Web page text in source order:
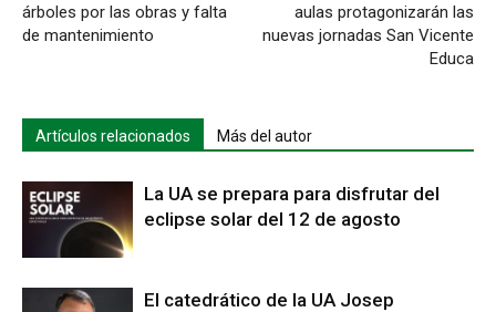
árboles por las obras y falta
de mantenimiento
aulas protagonizarán las
nuevas jornadas San Vicente
Educa
Artículos relacionados Más del autor
La UA se prepara para disfrutar del
eclipse solar del 12 de agosto
El catedrático de la UA Josep